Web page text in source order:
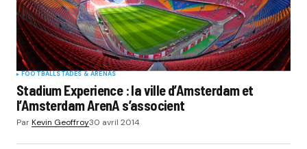
FOOTBALLSTADES & ARENAS
Stadium Experience : la ville d’Amsterdam et
l’Amsterdam ArenA s’associent
ParKevin Geoffroy30 avril 2014